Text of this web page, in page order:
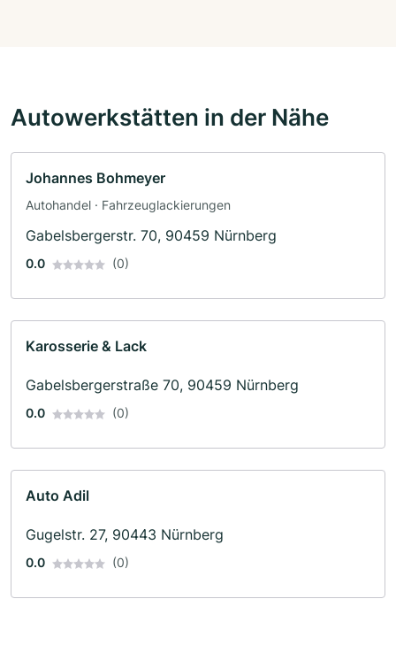
Autowerkstätten in der Nähe
Johannes Bohmeyer
Autohandel · Fahrzeuglackierungen
Gabelsbergerstr. 70, 90459 Nürnberg
0.0 (0)
Karosserie & Lack
Gabelsbergerstraße 70, 90459 Nürnberg
0.0 (0)
Auto Adil
Gugelstr. 27, 90443 Nürnberg
0.0 (0)